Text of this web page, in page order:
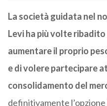
La società guidata nel
Levi ha più volte
aumentare il proprio
e di volere partecipare
consolidamento del
definitivamente